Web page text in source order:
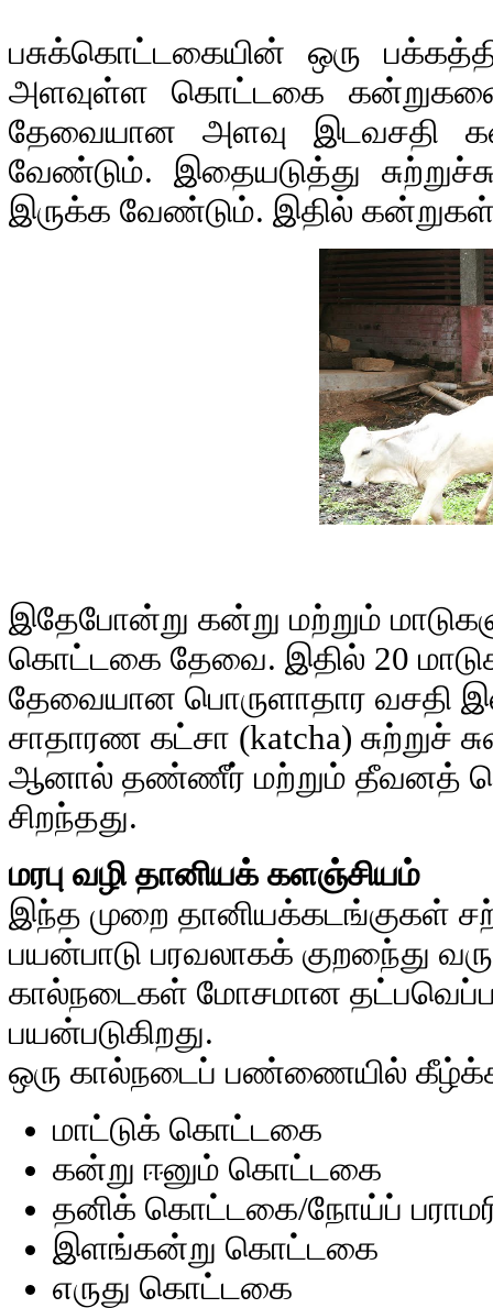
பசுக்கொட்டகையின் ஒரு
அளவுள்ள கொட்டகை
தேவையான அளவு இடவசதி
வேண்டும். இதையடுத்து
இருக்க வேண்டும். இதில் கன்றுகள்
இதேபோன்று கன்று மற்றும்
கொட்டகை தேவை. இதில் 20
தேவையான பொருளாதார வசதி
சாதாரண கட்சா (katcha)
ஆனால் தண்ணீர் மற்றும் தீவனத்
சிறந்தது.
மரபு வழி தானியக் களஞ்சியம்
இந்த முறை தானியக்கடங்குகள்
பயன்பாடு பரவலாகக் குறநை்து
கால்நடைகள் மோசமான தட்பவெப்ப
பயன்படுகிறது.
ஒரு கால்நடைப் பண்ணையில்
மாட்டுக் கொட்டகை
கன்று ஈனும் கொட்டகை
தனிக் கொட்டகை/நோய்ப்
இளங்கன்று கொட்டகை
எருது கொட்டகை